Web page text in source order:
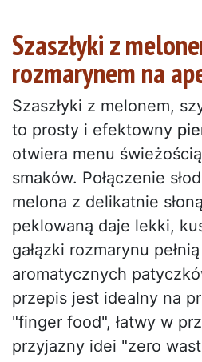
Szaszłyki z
rozmarynem na
Szaszłyki z melonem,
to prosty i efektowny
otwiera menu
smaków. Połączenie
melona z delikatnie
peklowaną daje lekki,
gałązki rozmarynu
aromatycznych
przepis jest idealny na
"finger food", łatwy w
przyjazny idei "zero